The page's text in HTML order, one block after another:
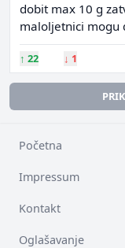
dobit max 10 g
maloljetnici mogu
↑ 22 ↓ 1
Početna
Impressum
Kontakt
Oglašavanje